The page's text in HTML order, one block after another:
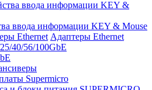
ввода информации KEY & Mouse
Адаптеры Ethernet
40/56/100GbE
Supermicro